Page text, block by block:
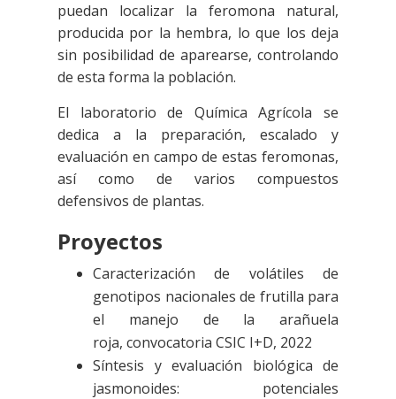
puedan localizar la feromona natural,
producida por la hembra, lo que los deja
sin posibilidad de aparearse, controlando
de esta forma la población.
El laboratorio de Química Agrícola se
dedica a la preparación, escalado y
evaluación en campo de estas feromonas,
así como de varios compuestos
defensivos de plantas.
Proyectos
Caracterización de volátiles de
genotipos nacionales de frutilla para
el manejo de la arañuela
roja, convocatoria CSIC I+D, 2022
Síntesis y evaluación biológica de
jasmonoides: potenciales